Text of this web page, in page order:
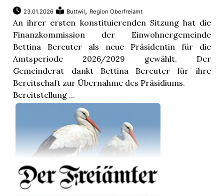
23.01.2026 Buttwil, Region Oberfreiamt
An ihrer ersten konstituierenden Sitzung hat die
Finanzkommission der Einwohnergemeinde
Bettina Bereuter als neue Präsidentin für die
Amtsperiode 2026/2029 gewählt. Der
Gemeinderat dankt Bettina Bereuter für ihre
Bereitschaft zur Übernahme des Präsidiums.
Bereitstellung ...